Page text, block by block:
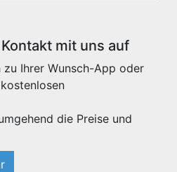
mit uns auf
zu Ihrer Wunsch-App oder
die Preise und